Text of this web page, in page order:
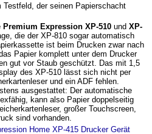
der seinen Papierschacht
Premium Expression XP-510 und XP-
die der XP-810 sogar automatisch
ist beim Drucken zwar nach
Papier komplett unter dem Drucker
gut vor Staub geschützt. Das mit 1,5
des XP-510 lässt sich nicht per
und ein ADF fehlen.
ausgestattet: Der automatische
kann also Papier doppelseitig
großer Touchscreen,
sind vorhanden.